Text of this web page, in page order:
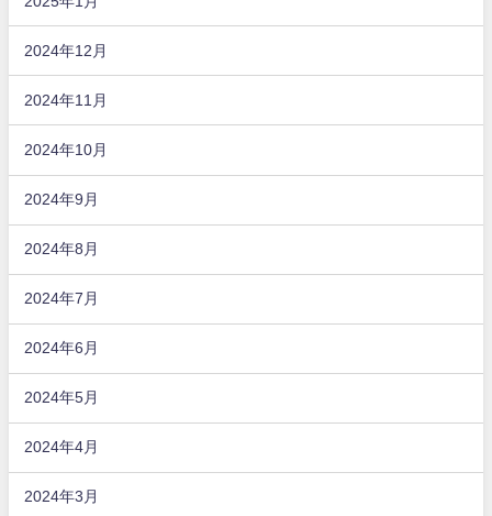
2024年12月
2024年11月
2024年10月
2024年9月
2024年8月
2024年7月
2024年6月
2024年5月
2024年4月
2024年3月